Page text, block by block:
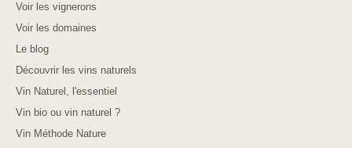
Voir les vignerons
Voir les domaines
Le blog
Découvrir les vins naturels
Vin Naturel, l'essentiel
Vin bio ou vin naturel ?
Vin Méthode Nature